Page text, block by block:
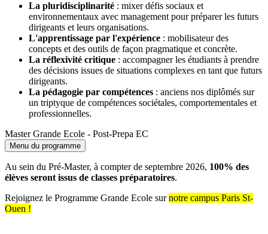
La pluridisciplinarité : mixer défis sociaux et
environnementaux avec management pour préparer les futurs
dirigeants et leurs organisations.
L'apprentissage par l'expérience : mobilisateur des
concepts et des outils de façon pragmatique et concrète.
La réflexivité critique : accompagner les étudiants à prendre
des décisions issues de situations complexes en tant que futurs
dirigeants.
La pédagogie par compétences : anciens nos diplômés sur
un triptyque de compétences sociétales, comportementales et
professionnelles.
Master Grande Ecole - Post-Prepa EC
Menu du programme
Au sein du Pré-Master, à compter de septembre 2026, 100% des
élèves seront issus de classes préparatoires.
Rejoignez le Programme Grande Ecole surnotre campus Paris St-
Ouen !